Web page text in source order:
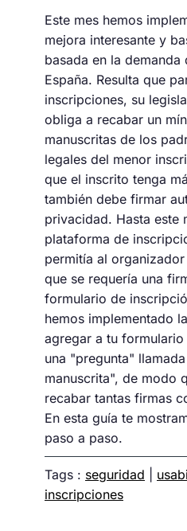
Este mes hemos
mejora interesante y
basada en la demanda
España. Resulta que
inscripciones, su
obliga a recabar un
manuscritas de los
legales del menor
que el inscrito tenga
también debe firmar
privacidad. Hasta este
plataforma de
permitía al
que se requería una
formulario de
hemos implementado
agregar a tu
una "pregunta"
manuscrita", de modo
recabar tantas firmas
En esta guía te
paso a paso.
Tags : seguridad
inscripciones